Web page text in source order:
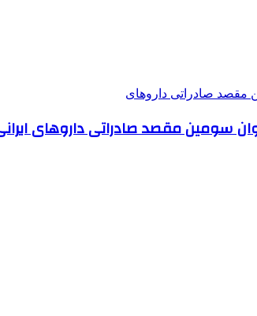
سومین مقصد صادراتی داروهای